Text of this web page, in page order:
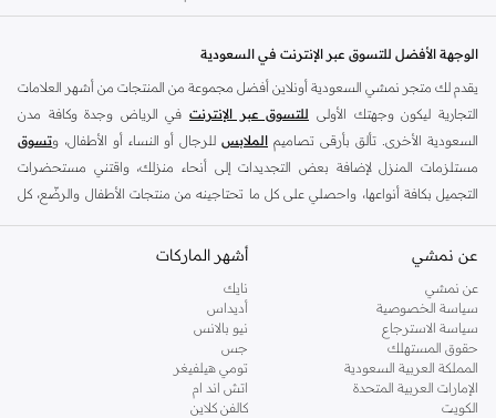
الوجهة الأفضل للتسوق عبر الإنترنت في السعودية
يقدم لك متجر نمشي السعودية أونلاين أفضل مجموعة من المنتجات من أشهر العلامات
التجارية ليكون وجهتك الأولى للتسوق عبر الإنترنت في الرياض وجدة وكافة مدن
السعودية الأخرى. تألق بأرقى تصاميم الملابس للرجال أو النساء أو الأطفال، وتسوق
مستلزمات المنزل لإضافة بعض التجديدات إلى أنحاء منزلك، واقتني مستحضرات
التجميل بكافة أنواعها، واحصلي على كل ما تحتاجينه من منتجات الأطفال والرضّع، كل
أفضل العلامات التجارية في السعودية
يضم متجر نمشي السعودية أونلاين مجموعة ضخمة من المنتجات من أفضل العلامات
التجارية، بداية من الأزياء وحتى مستلزمات المنزل. ستجد لدينا كل ما ترغب به من
الملابس والأحذية والإكسسوارات وكافة احتياجاتك الأخرى من علامات رائدة مثل:
ديفاكتو ، و ديزل، وبيير كاردان تومي هيلفيغر، وريفر ايلاند
ومايكل كورس ، وبيفرلي هيلز بولو كلوب ، وأمريكان إيجل
عن نمشي
عن نمشي
سياسة الخصوصية
سياسة الاسترجاع
حقوق المستهلك
المملكة العربية السعودية
الإمارات العربية المتحدة
الكويت
أشهر الماركات
نايك
أديداس
نيو بالانس
جس
تومي هيلفيغر
اتش اند ام
كالفن كلاين